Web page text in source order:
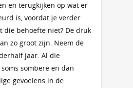
en terugkijken op wat er
is, voordat je verder
die behoefte niet? De druk
zo groot zijn. Neem de
jaar. Al die
sombere en dan
gevoelens in de